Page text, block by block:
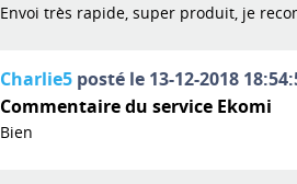
Envoi très rapide, super produit, je
Charlie5 posté le 13-12-2018
Commentaire du service Ekomi
Bien